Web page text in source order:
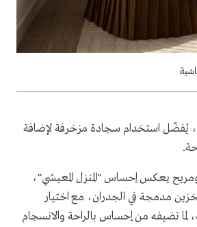
، يُفضّل استخدام سجادة مزخرفة لإضافة
يعكس إحساس "المنزل المعيشي"،
مدمجة في الجدران، مع اختيار
لما تضيفه من إحساس بالراحة والانسجام